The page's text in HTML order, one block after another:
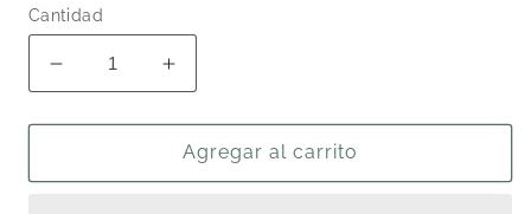
Cantidad
Reducir
cantidad
para
A.Z
Aumentar
cantidad
para
Metroruboril
A.Z
Agregar al carrito